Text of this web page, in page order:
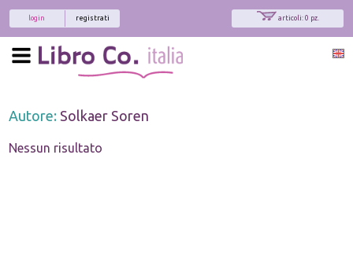
articoli: 0 pz.
registrati
login
Autore: Solkaer Soren
Nessun risultato